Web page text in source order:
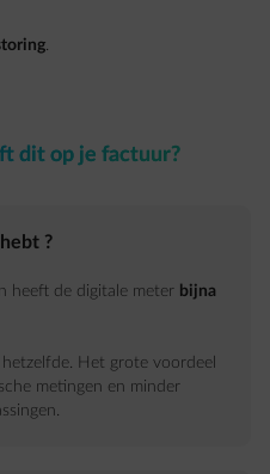
.
dit op je factuur?
?
heeft de digitale meter bijna
Het grote voordeel
metingen en minder